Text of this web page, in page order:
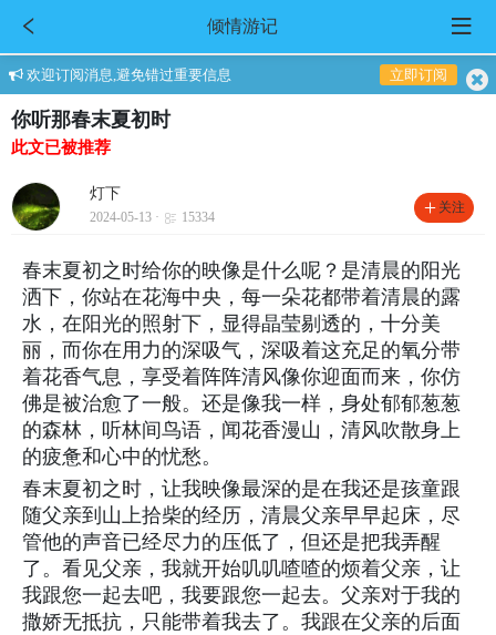
倾情游记
欢迎订阅消息,避免错过重要信息 立即订阅
你听那春末夏初时
此文已被推荐
灯下
2024-05-13 · 15334
关注
春末夏初之时给你的映像是什么呢？是清晨的阳光
洒下，你站在花海中央，每一朵花都带着清晨的露
水，在阳光的照射下，显得晶莹剔透的，十分美
丽，而你在用力的深吸气，深吸着这充足的氧分带
着花香气息，享受着阵阵清风像你迎面而来，你仿
佛是被治愈了一般。还是像我一样，身处郁郁葱葱
的森林，听林间鸟语，闻花香漫山，清风吹散身上
的疲惫和心中的忧愁。
春末夏初之时，让我映像最深的是在我还是孩童跟
随父亲到山上拾柴的经历，清晨父亲早早起床，尽
管他的声音已经尽力的压低了，但还是把我弄醒
了。看见父亲，我就开始叽叽喳喳的烦着父亲，让
我跟您一起去吧，我要跟您一起去。父亲对于我的
撒娇无抵抗，只能带着我去了。我跟在父亲的后面